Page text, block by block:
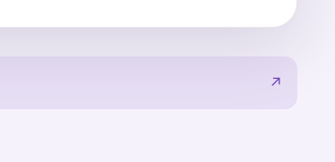
↗